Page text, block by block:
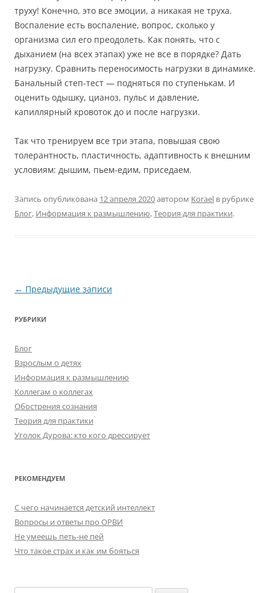
труху! Конечно, это все эмоции, а никакая не труха.
Воспаление есть воспаление, вопрос, сколько у
организма сил его преодолеть. Как понять, что с
дыханием (на всех этапах) уже не все в порядке? Дать
нагрузку. Сравнить переносимость нагрузки в динамике.
Банальный степ-тест — подняться по ступенькам. И
оценить одышку, цианоз, пульс и давление,
капиллярный кровоток до и после нагрузки.
Так что тренируем все три этапа, повышая свою
толерантность, пластичность, адаптивность к внешним
условиям: дышим, пьем-едим, приседаем.
Запись опубликована 12 апреля 2020автором Korael в рубрике
Блог, Информация к размышлению,Теория для практики.
Навигация
записям
← Предыдущие записи
РУБРИКИ
Блог
Взрослым о детях
Информация к размышлению
Коллегам о коллегах
Обострения сознания
Теория для практики
Уголок Дурова: кто кого дрессирует
РЕКОМЕНДУЕМ
C чего начинается детский интеллект
Вопросы и ответы про ОРВИ
Не умеешь петь-не пей
Что такое страх и как им бояться